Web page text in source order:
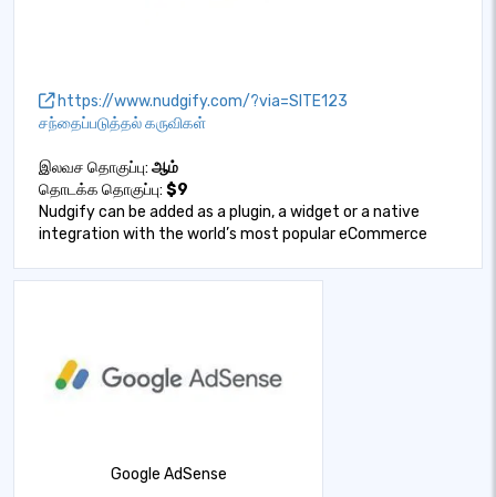
https://www.nudgify.com/?via=SITE123
சந்தைப்படுத்தல் கருவிகள்
இலவச தொகுப்பு: ஆம்
தொடக்க தொகுப்பு: $9
Nudgify can be added as a plugin, a widget or a native
integration with the world’s most popular eCommerce
Google AdSense